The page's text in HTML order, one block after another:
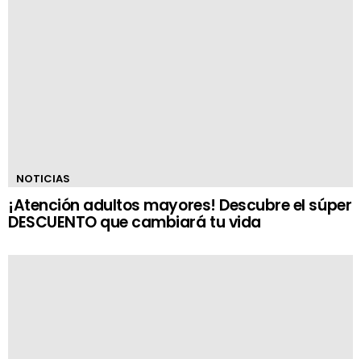
NOTICIAS
¡Atención adultos mayores! Descubre el súper
DESCUENTO que cambiará tu vida